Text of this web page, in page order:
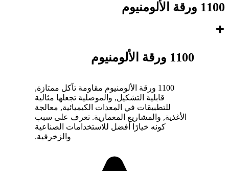
1100 ورقة الألومنيوم
1100 ورقة الألومنيوم
1100 ورقة الألومنيوم مقاومة تآكل ممتازة,
قابلية التشكيل, والموصلية تجعلها مثالية
للتطبيقات في المعدات الكيميائية, معالجة
الأغذية, والمشاريع المعمارية. تعرف على سبب
كونه خيارًا أفضل للاستخدامات الصناعية
والزخرفية.